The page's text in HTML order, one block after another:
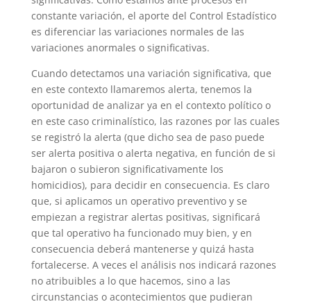
constante variación, el aporte del Control Estadístico
es diferenciar las variaciones normales de las
variaciones anormales o significativas.
Cuando detectamos una variación significativa, que
en este contexto llamaremos alerta, tenemos la
oportunidad de analizar ya en el contexto político o
en este caso criminalístico, las razones por las cuales
se registró la alerta (que dicho sea de paso puede
ser alerta positiva o alerta negativa, en función de si
bajaron o subieron significativamente los
homicidios), para decidir en consecuencia. Es claro
que, si aplicamos un operativo preventivo y se
empiezan a registrar alertas positivas, significará
que tal operativo ha funcionado muy bien, y en
consecuencia deberá mantenerse y quizá hasta
fortalecerse. A veces el análisis nos indicará razones
no atribuibles a lo que hacemos, sino a las
circunstancias o acontecimientos que pudieran